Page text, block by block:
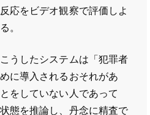
応をビデオ観察で評価しよ
。
うしたシステムは「犯罪者
に導入されるおそれがあ
をしていない人であって
態を推論し、丹念に精査で